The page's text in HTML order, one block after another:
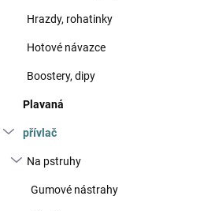
Hrazdy, rohatinky
Hotové návazce
Boostery, dipy
Plavaná
přívlač
Na pstruhy
Gumové nástrahy